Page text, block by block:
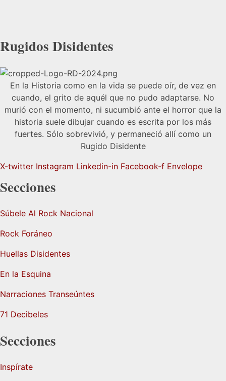
Rugidos Disidentes
En la Historia como en la vida se puede oír, de vez en
cuando, el grito de aquél que no pudo adaptarse. No
murió con el momento, ni sucumbió ante el horror que la
historia suele dibujar cuando es escrita por los más
fuertes. Sólo sobrevivió, y permaneció allí como un
Rugido Disidente
X-twitter Instagram Linkedin-in Facebook-f Envelope
Secciones
Súbele Al Rock Nacional
Rock Foráneo
Huellas Disidentes
En la Esquina
Narraciones Transeúntes
71 Decibeles
Secciones
Inspírate